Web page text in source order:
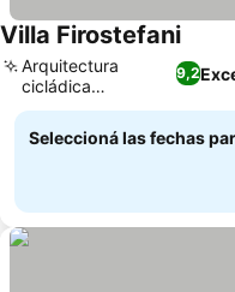
Villa Firostefani
9,2
Arquitectura
cicládica
tradicional
Seleccioná las fechas